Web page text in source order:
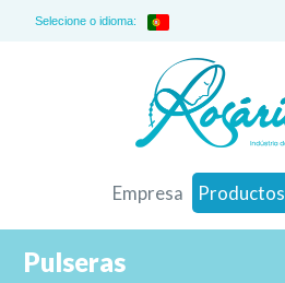
Selecione o idioma:
Empresa Productos
Pulseras